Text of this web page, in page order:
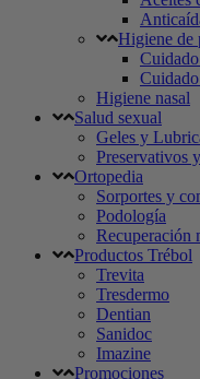
Higiene de
Higiene nasal
Salud sexual
Geles y
Preservativos
Ortopedia
Sorportes y
Podología
Recuperación
Productos Trébol
Trevita
Tresdermo
Dentian
Sanidoc
Imazine
Promociones